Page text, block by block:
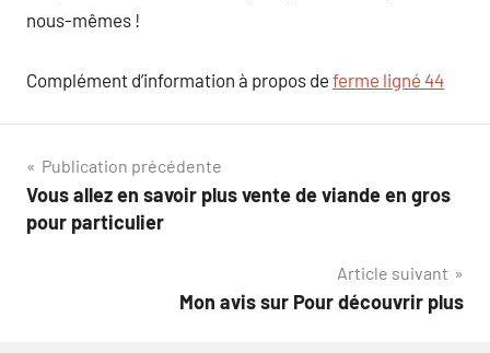
nous-mêmes !
Complément d’information à propos de ferme ligné 44
Navigation
de
Publication précédente
Vous allez en savoir plus vente de viande en gros
pour particulier
Article suivant
Mon avis sur Pour découvrir plus